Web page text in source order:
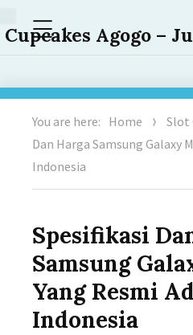
Cupcakes Agogo –
Menu
You are here: Home Slot
Dan Harga Samsung Galaxy
Indonesia
Spesifikasi
Samsung
Yang Resmi
Indonesia